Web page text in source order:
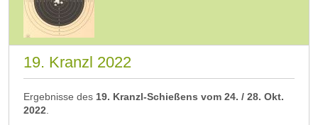
19. Kranzl 2022
Ergebnisse des 19. Kranzl-Schießens vom 24. / 28. Okt.
2022